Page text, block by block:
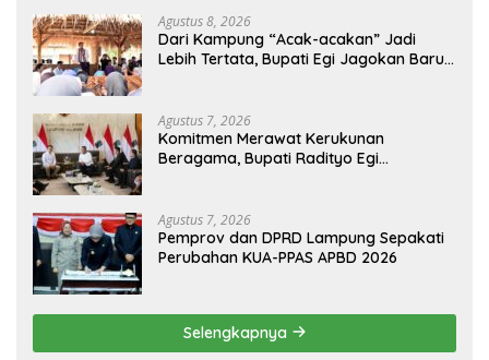
Agustus 8, 2026
Dari Kampung “Acak-acakan” Jadi
Lebih Tertata, Bupati Egi Jagokan Baru
Agustus 7, 2026
Komitmen Merawat Kerukunan
Beragama, Bupati Radityo Egi
Agustus 7, 2026
Pemprov dan DPRD Lampung Sepakati
Perubahan KUA-PPAS APBD 2026
Selengkapnya